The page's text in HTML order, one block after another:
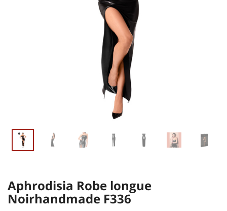
Aphrodisia Robe longue
Noirhandmade F336